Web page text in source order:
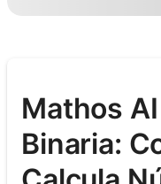
Mathos
Binaria: